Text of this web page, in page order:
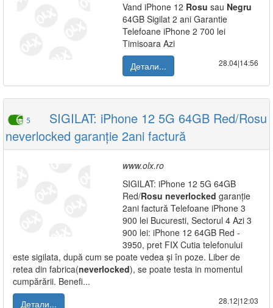
Vand iPhone 12 Rosu sau Negru
64GB Sigilat 2 ani Garantie
Telefoane iPhone 2 700 lei
Timisoara Azi
Детали...
28.04|14:56
5
SIGILAT: iPhone 12 5G 64GB Red/Rosu
neverlocked garanție 2ani factură
www.olx.ro
SIGILAT: iPhone 12 5G 64GB
Red/Rosu neverlocked garanție
2ani factură Telefoane iPhone 3
900 lei Bucuresti, Sectorul 4 Azi 3
900 lei: iPhone 12 64GB Red -
3950, pret FIX Cutia telefonului
este sigilata, după cum se poate vedea și în poze. Liber de
retea din fabrica(neverlocked), se poate testa in momentul
cumpărării. Benefi...
Детали...
28.12|12:03